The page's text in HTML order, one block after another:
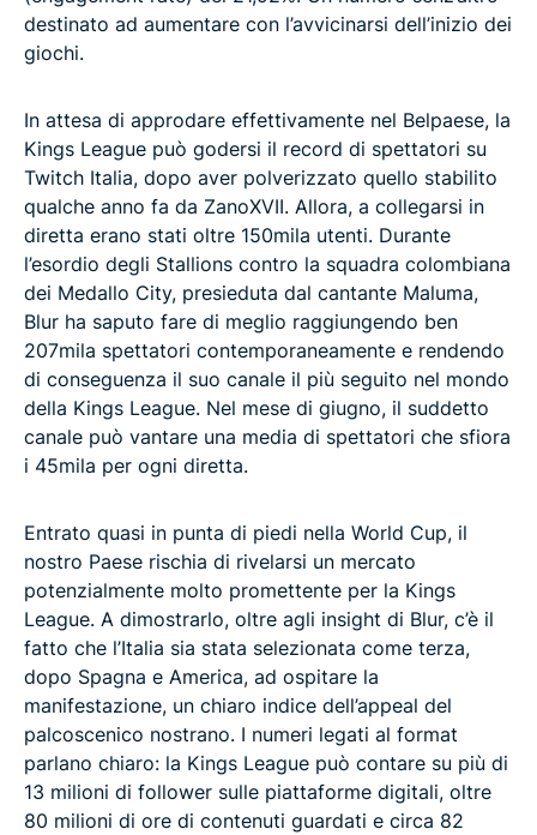
destinato ad aumentare con l’avvicinarsi dell’inizio dei
giochi.
In attesa di approdare effettivamente nel Belpaese, la
Kings League può godersi il record di spettatori su
Twitch Italia, dopo aver polverizzato quello stabilito
qualche anno fa da ZanoXVII. Allora, a collegarsi in
diretta erano stati oltre 150mila utenti. Durante
l’esordio degli Stallions contro la squadra colombiana
dei Medallo City, presieduta dal cantante Maluma,
Blur ha saputo fare di meglio raggiungendo ben
207mila spettatori contemporaneamente e rendendo
di conseguenza il suo canale il più seguito nel mondo
della Kings League. Nel mese di giugno, il suddetto
canale può vantare una media di spettatori che sfiora
i 45mila per ogni diretta.
Entrato quasi in punta di piedi nella World Cup, il
nostro Paese rischia di rivelarsi un mercato
potenzialmente molto promettente per la Kings
League. A dimostrarlo, oltre agli insight di Blur, c’è il
fatto che l’Italia sia stata selezionata come terza,
dopo Spagna e America, ad ospitare la
manifestazione, un chiaro indice dell’appeal del
palcoscenico nostrano. I numeri legati al format
parlano chiaro: la Kings League può contare su più di
13 milioni di follower sulle piattaforme digitali, oltre
80 milioni di ore di contenuti guardati e circa 82